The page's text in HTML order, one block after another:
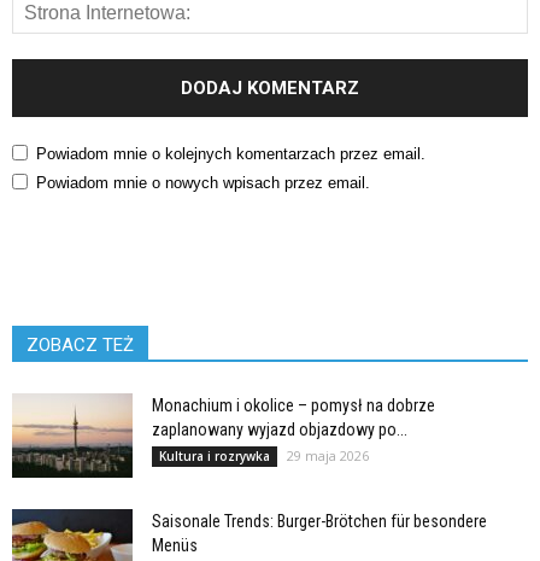
Powiadom mnie o kolejnych komentarzach przez email.
Powiadom mnie o nowych wpisach przez email.
ZOBACZ TEŻ
Monachium i okolice – pomysł na dobrze
zaplanowany wyjazd objazdowy po...
Kultura i rozrywka 29 maja 2026
Saisonale Trends: Burger-Brötchen für besondere
Menüs